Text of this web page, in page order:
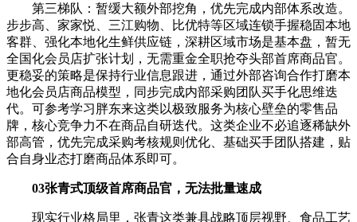
第三梯队：暂缓大额外部挖角，优先完成内部体系改造。
步步高、家家悦、三江购物、比优特等区域连锁手握稳固本地
客群、强化本地化生鲜供应链，深耕区域市场是基本盘，暂无
全国化会员店扩张计划，无需重金全职抢夺头部首席商品官。
更稳妥的策略是保持行业信息跟进，通过外部咨询合作打磨本
地化会员店商品模型，同步完成内部采购团队买手化思维迭
代。可参考学习胖东来这类以极致服务为核心壁垒的零售品
牌，核心竞争力不在商品自研迭代。这类企业不必追逐稀缺外
部高管，优先完成采购考核规则优化、基础买手团队搭建，贴
合自身业态打磨商品体系即可。
03张青式顶级首席商品官，无法批量速成
现实行业格局里，张青这类兼具战略顶层视野、食品工艺